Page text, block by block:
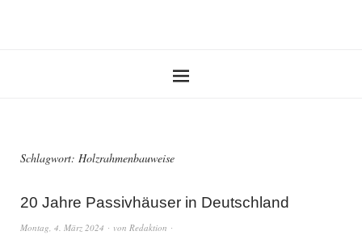
Schlagwort: Holzrahmenbauweise
20 Jahre Passivhäuser in Deutschland
Montag, 4. März 2024 von Redaktion